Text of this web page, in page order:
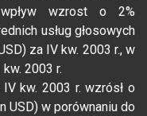
wzrost o 2%
usług głosowych
za IV kw. 2003 r., w
2003 r.
kw. 2003 r. wzrósł o
USD) w porównaniu do